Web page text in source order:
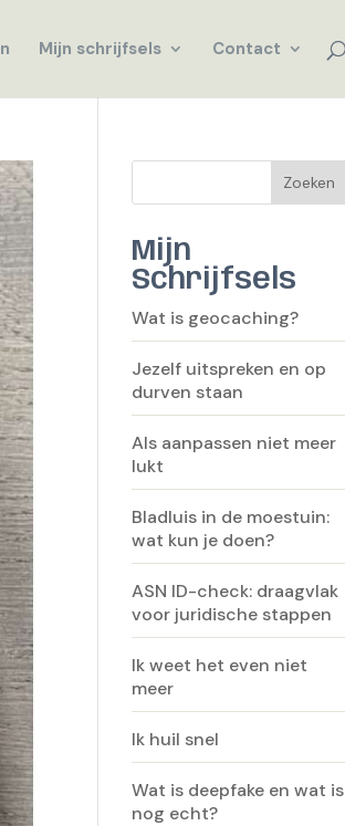
Mijn schrijfsels Contact
Zoeken
Mijn
Schrijfsels
Wat is geocaching?
Jezelf uitspreken en op
durven staan
Als aanpassen niet meer
lukt
Bladluis in de moestuin:
wat kun je doen?
ASN ID-check: draagvlak
voor juridische stappen
Ik weet het even niet
meer
Ik huil snel
Wat is deepfake en wat is
nog echt?